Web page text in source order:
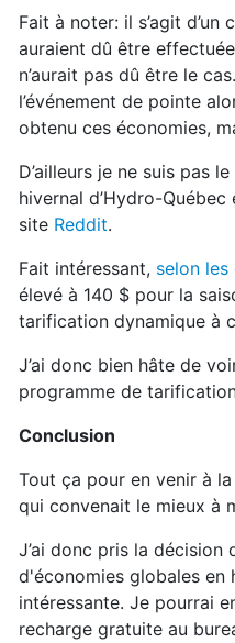
Fait à noter: il s’agit
auraient dû être
n’aurait pas dû être le
l’événement de pointe
obtenu ces économies,
D’ailleurs je ne suis pas
hivernal d’Hydro-
site Reddit.
Fait intéressant, selon
élevé à 140 $ pour la
tarification dynamique à
J’ai donc bien hâte de
programme de
Conclusion
Tout ça pour en venir à
qui convenait le mieux à
J’ai donc pris la
d'économies globales en
intéressante. Je pourrai
recharge gratuite au